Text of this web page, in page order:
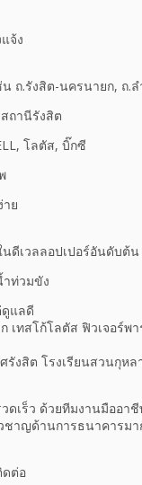
จ้ง
น ถ.รังสิต-นครนายก, ถ.
ถานีรังสิต
โลตัส, บิ๊กซี
ย
ดีเวลลอปเปอร์อันดับต้น
ท่วมขัง
แลดี
เทสโก้โลตัส ฟิวเจอร์พ
รังสิต โรงเรียนสวนกุห
ดเร็ว ด้วยทีมงานมืออา
ชาญด้านการธนาคารมา
ต่อ